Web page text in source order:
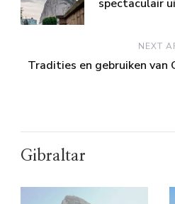
spectaculair
NEXT
Tradities en gebruiken van
Gibraltar